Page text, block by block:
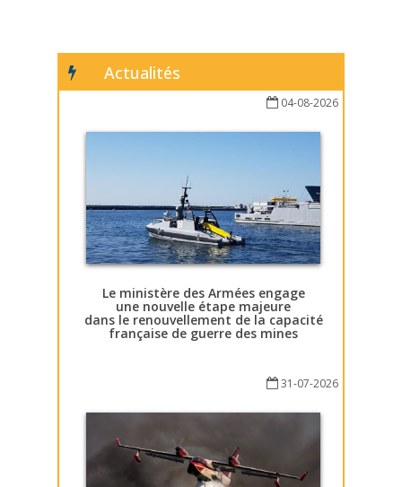
Actualités
04-08-2026
Le ministère des Armées engage
une nouvelle étape majeure
dans le renouvellement de la capacité
française de guerre des mines
31-07-2026